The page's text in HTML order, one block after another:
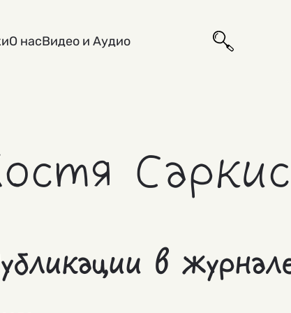
О насВидео и Аудио
в